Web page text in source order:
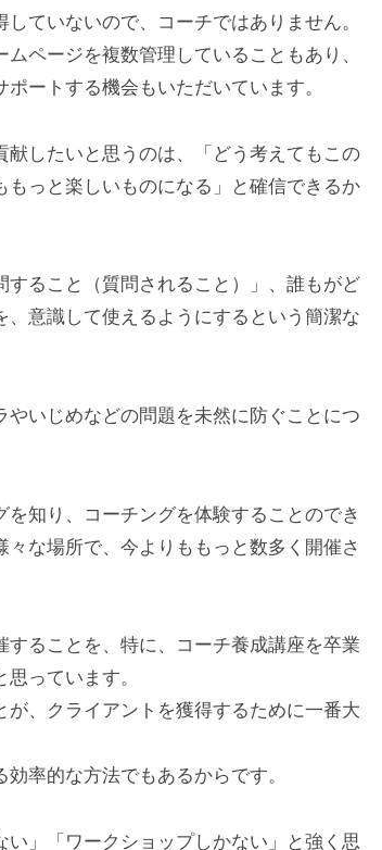
ていないので、コーチではありません。
ページを複数管理していることもあり、
ートする機会もいただいています。
したいと思うのは、「どう考えてもこの
っと楽しいものになる」と確信できるか
すること（質問されること）」、誰もがど
意識して使えるようにするという簡潔な
いじめなどの問題を未然に防ぐことにつ
知り、コーチングを体験することのでき
な場所で、今よりももっと数多く開催さ
ることを、特に、コーチ養成講座を卒業
っています。
、クライアントを獲得するために一番大
率的な方法でもあるからです。
」「ワークショップしかない」と強く思